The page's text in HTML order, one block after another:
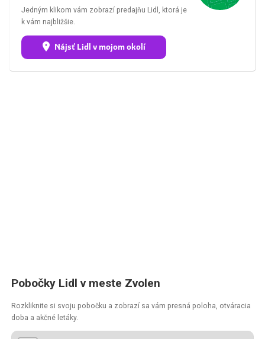
Jedným klikom vám zobrazí predajňu Lidl, ktorá je
k vám najbližšie.
Nájsť Lidl v mojom okolí
Pobočky Lidl v meste Zvolen
Rozkliknite si svoju pobočku a zobrazí sa vám presná poloha, otváracia
doba a akčné letáky.